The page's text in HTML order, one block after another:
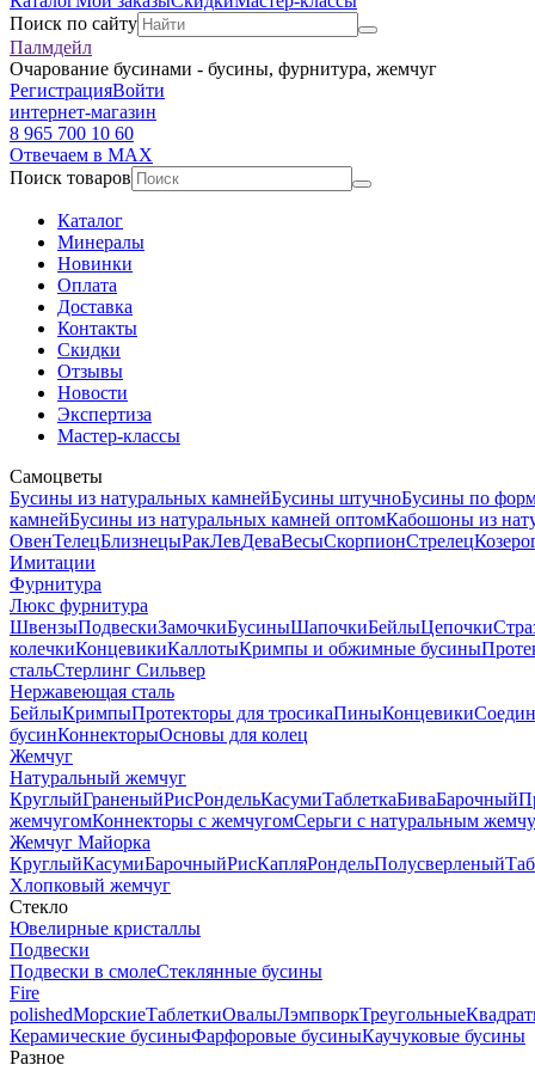
Поиск по сайту
Палмдейл
Очарование бусинами - бусины, фурнитура, жемчуг
РегистрацияВойти
интернет-магазин
8 965 700 10 60
Отвечаем в MAX
Поиск товаров
Каталог
Минералы
Новинки
Оплата
Доставка
Контакты
Скидки
Отзывы
Новости
Экспертиза
Мастер-классы
Самоцветы
Бусины из натуральных камнейБусины штучноБусины по
камнейБусины из натуральных камней оптомКабошоны из
ОвенТелецБлизнецыРакЛевДеваВесыСкорпионСтрелец
Имитации
Фурнитура
Люкс фурнитура
ШвензыПодвескиЗамочкиБусиныШапочкиБейлыЦепочки
колечкиКонцевикиКаллотыКримпы и обжимные бусины
стальСтерлинг Сильвер
Нержавеющая сталь
БейлыКримпыПротекторы для тросикаПиныКонцевики
бусинКоннекторыОсновы для колец
Жемчуг
Натуральный жемчуг
КруглыйГраненыйРисРондельКасумиТаблеткаБиваБарочный
жемчугомКоннекторы с жемчугомСерьги с натуральным
Жемчуг Майорка
КруглыйКасумиБарочныйРисКапляРондельПолусверленый
Хлопковый жемчуг
Стекло
Ювелирные кристаллы
Подвески
Подвески в смолеСтеклянные бусины
Fire
polishedМорскиеТаблеткиОвалыЛэмпворкТреугольные
Керамические бусиныФарфоровые бусиныКаучуковые бусины
Разное